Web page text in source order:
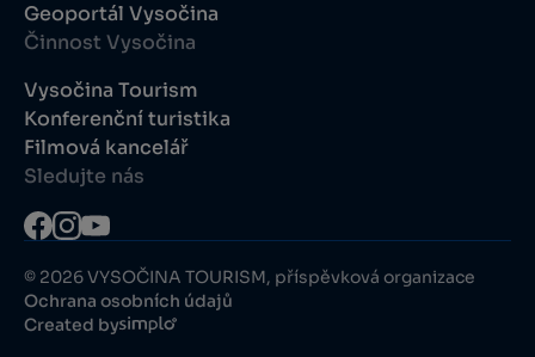
Geoportál Vysočina
Činnost Vysočina
Vysočina Tourism
Konferenční turistika
Filmová kancelář
Sledujte nás
© 2026 VYSOČINA TOURISM, příspěvková organizace
Ochrana osobních údajů
Created by